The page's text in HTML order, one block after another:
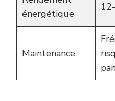
énergétique
Maintenance